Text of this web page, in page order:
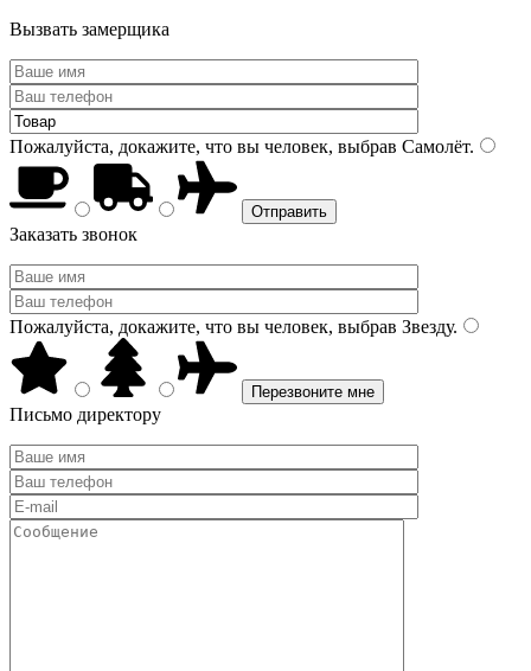
Вызвать замерщика
Пожалуйста, докажите, что вы человек, выбрав Самолёт.
Заказать звонок
Пожалуйста, докажите, что вы человек, выбрав Звезду.
Письмо директору